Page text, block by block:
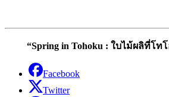
“Spring in Tohoku : ใบไม้ผลิที่โท
Facebook
Twitter